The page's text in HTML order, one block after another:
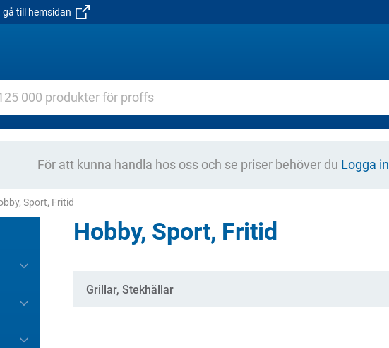
gå till hemsidan
För att kunna handla hos oss och se priser behöver du Logga in
Sport, Fritid
Hobby, Sport, Fritid
Kategorier
Grillar, Stekhällar